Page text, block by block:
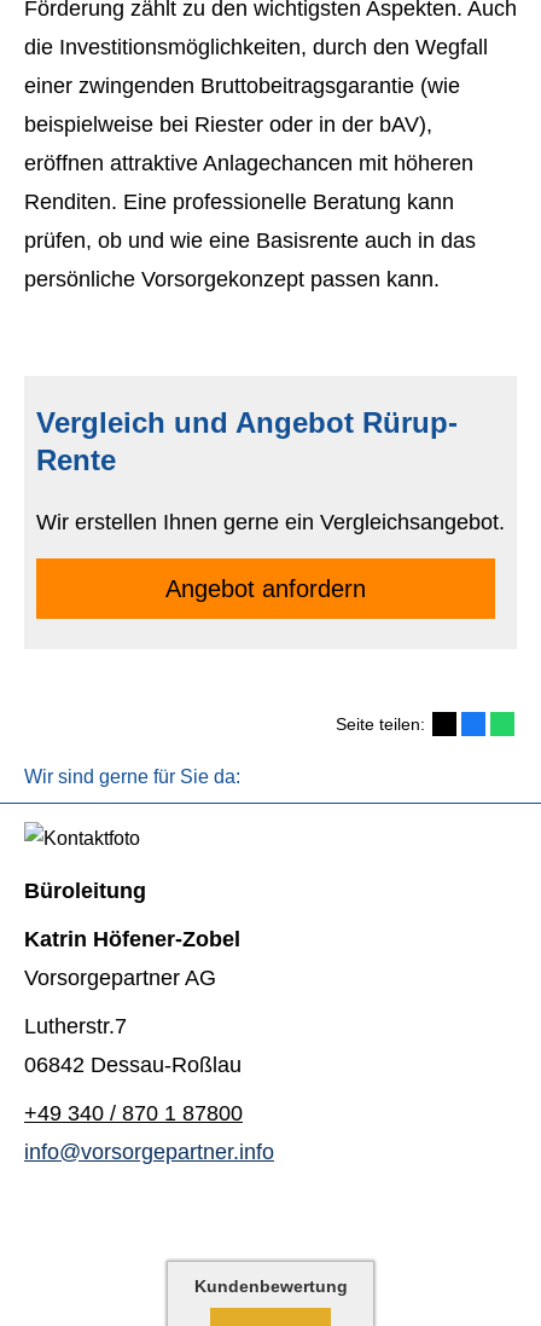
Förderung zählt zu den wichtigsten Aspekten. Auch
die Investitionsmöglichkeiten, durch den Wegfall
einer zwingenden Bruttobeitragsgarantie (wie
beispielweise bei Riester oder in der bAV),
eröffnen attraktive Anlagechancen mit höheren
Renditen. Eine professionelle Beratung kann
prüfen, ob und wie eine Basisrente auch in das
persönliche Vorsorgekonzept passen kann.
Vergleich und Angebot Rürup-
Rente
Wir erstellen Ihnen gerne ein Vergleichsangebot.
An­ge­bot an­for­dern
Seite teilen:
Wir sind gerne für Sie da:
Büroleitung
Katrin Höfener-Zobel
Vorsorgepartner AG
Lutherstr.7
06842 Dessau-Roßlau
+49 340 / 870 1 87800
info@vorsorgepartner.info
Kundenbewertung